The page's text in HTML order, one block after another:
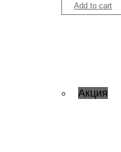
Add to cart
Акция